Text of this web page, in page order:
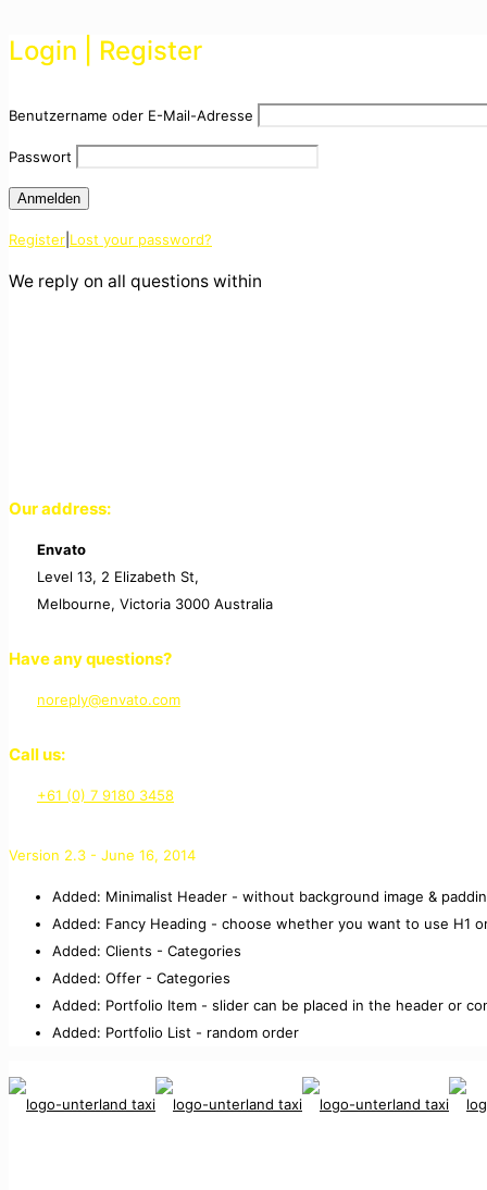
Login | Register
Benutzername oder E-Mail-Adresse
Passwort
Register Lost your password?
We reply on all questions within
Our address:
Envato
Level 13, 2 Elizabeth St,
Melbourne, Victoria 3000 Australia
Have any questions?
noreply@envato.com
Call us:
+61 (0) 7 9180 3458
Version 2.3 - June 16, 2014
Added: Minimalist Header - without background image &
Added: Fancy Heading - choose whether you want to use H1
Added: Clients - Categories
Added: Offer - Categories
Added: Portfolio Item - slider can be placed in the header or
Added: Portfolio List - random order